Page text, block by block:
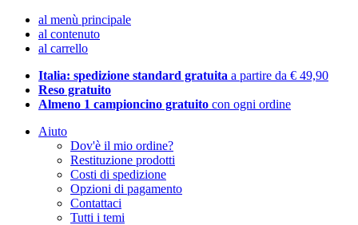
al menù principale
al contenuto
al carrello
Italia: spedizione standard gratuita a partire da € 49,90
Reso gratuito
Almeno 1 campioncino gratuito con ogni ordine
Aiuto
Dov'è il mio ordine?
Restituzione prodotti
Costi di spedizione
Opzioni di pagamento
Contattaci
Tutti i temi